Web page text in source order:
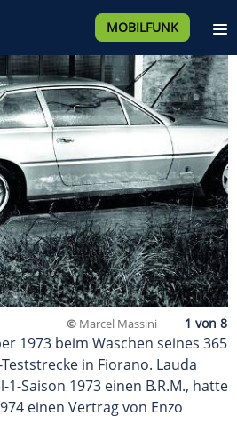
MOBILFUNK
© Marcel Massini
1973 beim Waschen seines 365
in Fiorano. Lauda
Saison 1973 einen B.R.M., hatte
einen Vertrag von Enzo